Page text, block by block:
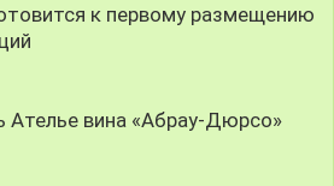
к первому размещению
Ателье вина «Абрау-Дюрсо»